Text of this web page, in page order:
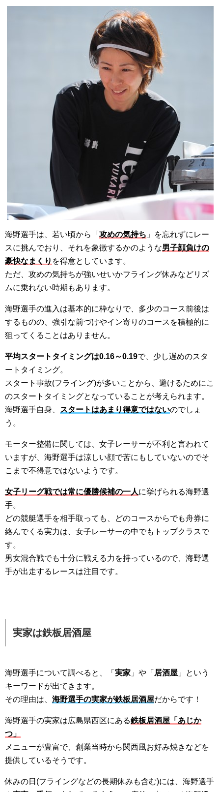
海野選手は、若い頃から「 攻めの気持ち 」を忘れずにレー
スに挑んでおり、それを象徴するかのような男子顔負けの
豪快なまくり を得意としています。
ただ、攻めの気持ちが強いせいかフライング休みなどリズ
ムに乗れない時期もあります。
海野選手の進入は基本的に枠なりで、多少のコース前後は
するものの、強引な前づけやイン寄りのコースを積極的に
狙ってくることはありません。
平均スタートタイミングは0.16～0.19で、少し遅めのスタ
ートタイミング。
スタート事故(フライング)が多いことから、避けるためにこ
のスタートタイミングとなっていることが考えられます。
海野選手自身、 スタートはあまり得意ではないのでしょ
う。
モーター整備に関しては、女子レーサーが不利と言われて
いますが、海野選手は涼しい顔で苦にもしていないのでそ
こまで不得意ではないようです。
女子リーグ戦では常に優勝候補の一人に挙げられる海野選
手。
どの競艇選手を相手取っても、どのコースからでも舟券に
絡んでくる実力は、女子レーサーの中でもトップクラスで
す。
男女混合戦でも十分に戦える力を持っているので、海野選
手が出走するレースは注目です。
実家は鉄板居酒屋
海野選手について調べると、「 実家 」や「 居酒屋 」という
キーワードが出てきます。
その理由は、 海野選手の実家が鉄板居酒屋だからです！
海野選手の実家は広島県西区にある鉄板居酒屋「あじか
つ」
メニューが豊富で、創業当時から関西風お好み焼きなどを
提供しているそうです。
休みの日(フライングなどの長期休みも含む)には、海野選手